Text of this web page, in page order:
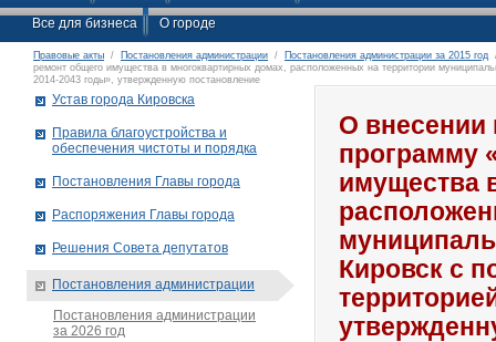
Все для бизнеса О городе
Правовые акты / Постановления администрации / Постановления администрации за 2015 год
ремонт общего имущества в многоквартирных домах, расположенных на территории
2014-2043 годы», утвержденную постановление
О внесении
программу
имущества
Кировск с
Устав города Кировска
Правила благоустройства и
обеспечения чистоты и порядка
Постановления Главы города
Распоряжения Главы города
Решения Совета депутатов
Постановления администрации
Постановления администрации
за 2026 год